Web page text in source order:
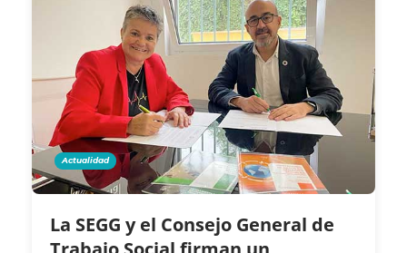
Actualidad
La SEGG y el Consejo General de